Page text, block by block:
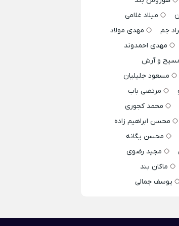
میلاد غلامی
جم
مهدی مولاد
مهدی احمدوند
و آرش
مسعود جلیلیان
مرتضی باب
محمد کجوری
محسن ابراهیم زاده
محسن یگانه
مجید رضوی
ماکان بند
یوسف جمالی